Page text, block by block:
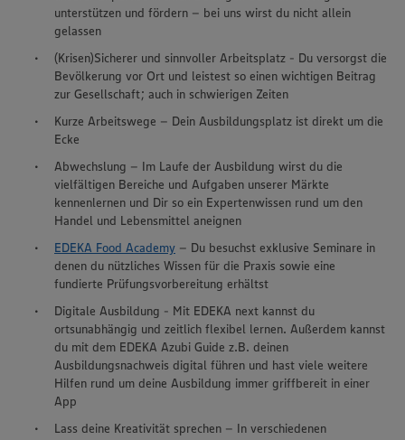
unterstützen und fördern – bei uns wirst du nicht allein
gelassen
(Krisen)Sicherer und sinnvoller Arbeitsplatz - Du versorgst die
Bevölkerung vor Ort und leistest so einen wichtigen Beitrag
zur Gesellschaft; auch in schwierigen Zeiten
Kurze Arbeitswege – Dein Ausbildungsplatz ist direkt um die
Ecke
Abwechslung – Im Laufe der Ausbildung wirst du die
vielfältigen Bereiche und Aufgaben unserer Märkte
kennenlernen und Dir so ein Expertenwissen rund um den
Handel und Lebensmittel aneignen
EDEKA Food Academy – Du besuchst exklusive Seminare in
denen du nützliches Wissen für die Praxis sowie eine
fundierte Prüfungsvorbereitung erhältst
Digitale Ausbildung - Mit EDEKA next kannst du
ortsunabhängig und zeitlich flexibel lernen. Außerdem kannst
du mit dem EDEKA Azubi Guide z.B. deinen
Ausbildungsnachweis digital führen und hast viele weitere
Hilfen rund um deine Ausbildung immer griffbereit in einer
App
Lass deine Kreativität sprechen – In verschiedenen